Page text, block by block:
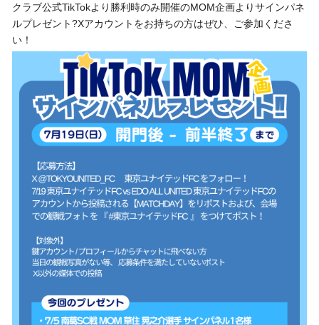
クラブ公式TikTokより勝利時のみ開催のMOM企画よりサインパネ
ルプレゼント?Xアカウントをお持ちの方はぜひ、ご参加くださ
い！